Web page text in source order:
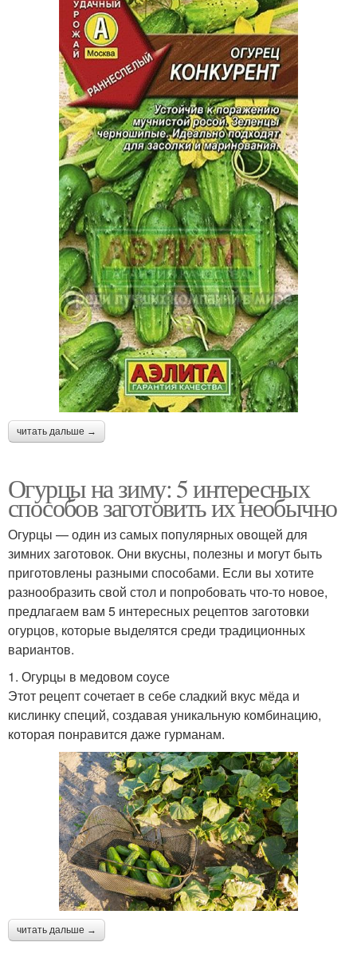
читать дальше →
Огурцы на зиму: 5 интересных
способов заготовить их необычно
Огурцы — один из самых популярных овощей для
зимних заготовок. Они вкусны, полезны и могут быть
приготовлены разными способами. Если вы хотите
разнообразить свой стол и попробовать что-то новое,
предлагаем вам 5 интересных рецептов заготовки
огурцов, которые выделятся среди традиционных
вариантов.
1. Огурцы в медовом соусе
Этот рецепт сочетает в себе сладкий вкус мёда и
кислинку специй, создавая уникальную комбинацию,
которая понравится даже гурманам.
читать дальше →